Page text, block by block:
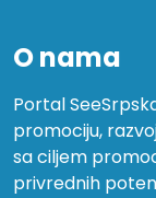
O nama
Portal
promociju,
sa ciljem
privrednih